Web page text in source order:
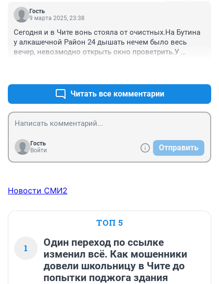
Гость
9 марта 2025, 23:38
Сегодня и в Чите вонь стояла от очистных.На Бутина
у алкашечной Район 24 дышать нечем было весь
вечер, невозмодно открыть окно проветрить.У
Читать все комментарии
Гость
Войти
Отправить
Новости СМИ2
ТОП 5
1
Один переход по ссылке
изменил всё. Как мошенники
довели школьницу в Чите до
попытки поджога здания